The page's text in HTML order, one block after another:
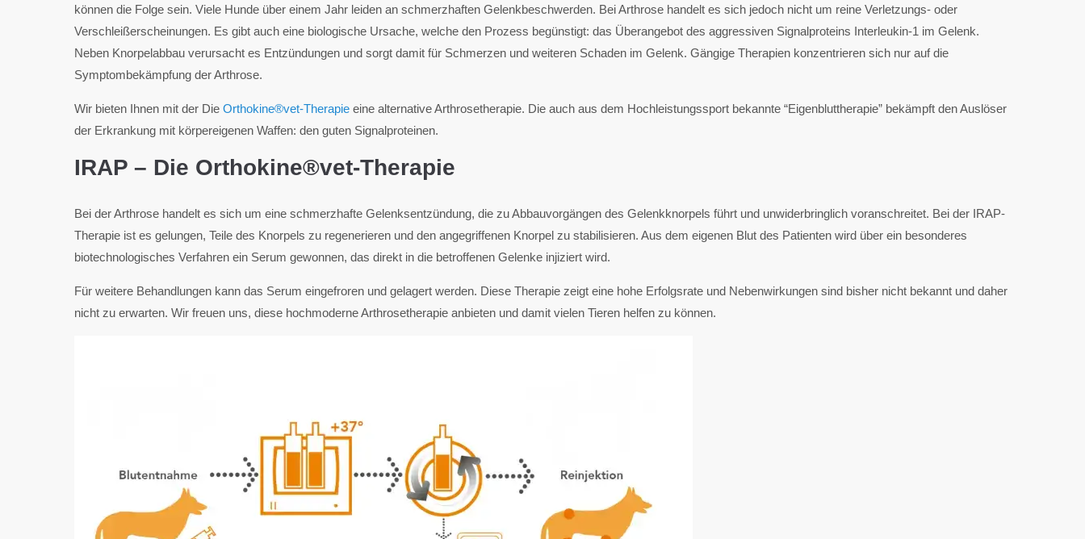
können die Folge sein. Viele Hunde über einem Jahr leiden an schmerzhaften Gelenkbeschwerden. Bei Arthrose handelt es sich jedoch nicht um reine Verletzungs- oder
Verschleißerscheinungen. Es gibt auch eine biologische Ursache, welche den Prozess begünstigt: das Überangebot des aggressiven Signalproteins Interleukin-1 im Gelenk.
Neben Knorpelabbau verursacht es Entzündungen und sorgt damit für Schmerzen und weiteren Schaden im Gelenk. Gängige Therapien konzentrieren sich nur auf die
Symptombekämpfung der Arthrose.
Wir bieten Ihnen mit der Die Orthokine®vet-Therapie eine alternative Arthrosetherapie. Die auch aus dem Hochleistungssport bekannte “Eigenbluttherapie” bekämpft den Auslöser
der Erkrankung mit körpereigenen Waffen: den guten Signalproteinen.
IRAP – Die Orthokine®vet-Therapie
Bei der Arthrose handelt es sich um eine schmerzhafte Gelenksentzündung, die zu Abbauvorgängen des Gelenkknorpels führt und unwiderbringlich voranschreitet. Bei der IRAP-
Therapie ist es gelungen, Teile des Knorpels zu regenerieren und den angegriffenen Knorpel zu stabilisieren. Aus dem eigenen Blut des Patienten wird über ein besonderes
biotechnologisches Verfahren ein Serum gewonnen, das direkt in die betroffenen Gelenke injiziert wird.
Für weitere Behandlungen kann das Serum eingefroren und gelagert werden. Diese Therapie zeigt eine hohe Erfolgsrate und Nebenwirkungen sind bisher nicht bekannt und daher
nicht zu erwarten. Wir freuen uns, diese hochmoderne Arthrosetherapie anbieten und damit vielen Tieren helfen zu können.